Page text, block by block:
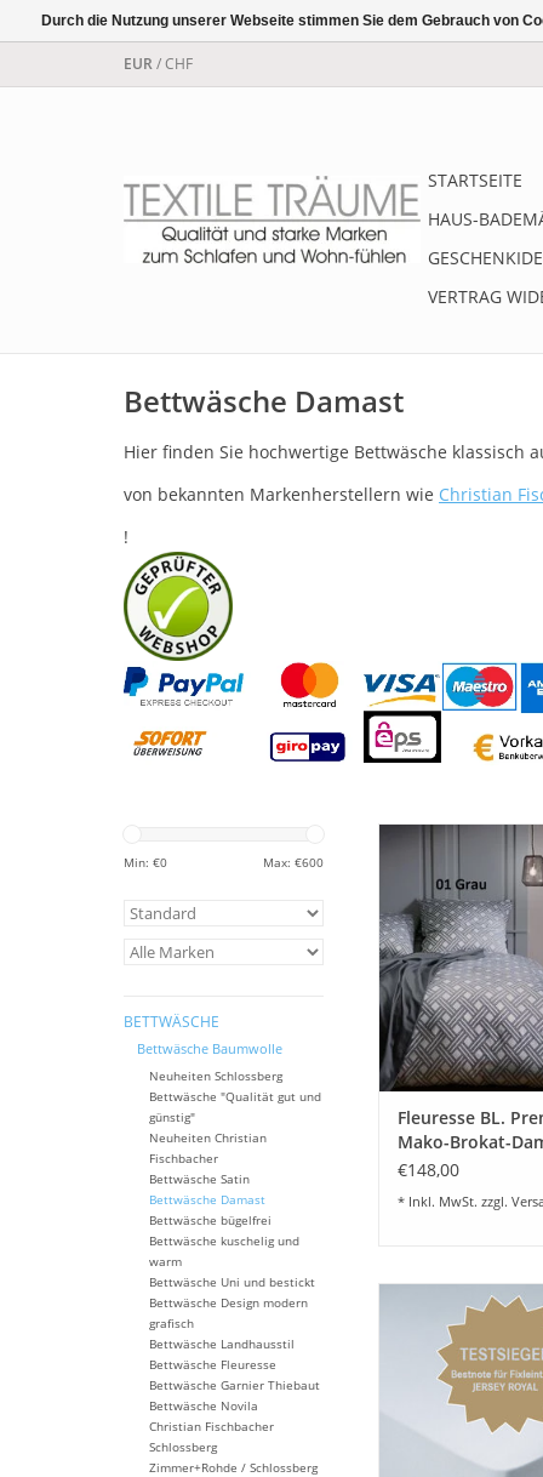
EUR/CHF
STARTSEITE
HAUS-
VERTRAG
Bettwäsche Damast
Hier finden Sie hochwertige Bettwäsche klassisch
von bekannten Markenherstellern wie Christian
!
Min: €0 Max: €600
BETTWÄSCHE
Bettwäsche Baumwolle
Neuheiten Schlossberg
Bettwäsche "Qualität gut und
günstig"
Neuheiten Christian
Fischbacher
Bettwäsche Satin
Bettwäsche Damast
Bettwäsche bügelfrei
Bettwäsche kuschelig und
warm
Bettwäsche Uni und bestickt
Bettwäsche Design modern
grafisch
Bettwäsche Landhausstil
Bettwäsche Fleuresse
Bettwäsche Garnier Thiebaut
Bettwäsche Novila
Christian Fischbacher
Schlossberg
Zimmer+Rohde / Schlossberg
Mako Brokat Damast
bügelfrei, Premium
100% Maco
hochwertigem
Muster
ZUM WARENKORB
Fleuresse BL.
Mako-Brokat-
484447
€148,00
* Inkl. MwSt. zzgl.
Hochwertige
Uni
Schlossberg. Diese
ist in vielen
Wunschfarben
Durch die Nutzung unserer Webseite stimmen Sie dem Gebrauch von